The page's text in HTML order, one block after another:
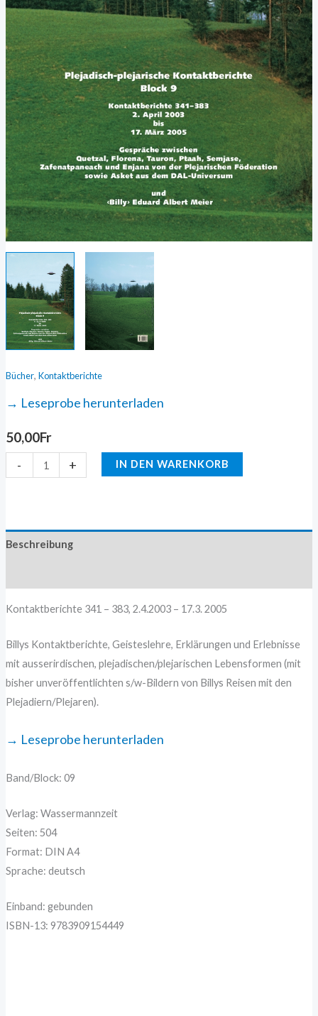
Bücher, Kontaktberichte
→ Leseprobe herunterladen
50,00Fr
- + IN DEN WARENKORB
Beschreibung
Kontaktberichte 341 – 383, 2.4.2003 – 17.3. 2005
Billys Kontaktberichte, Geisteslehre, Erklärungen und Erlebnisse
mit ausserirdischen, plejadischen/plejarischen Lebensformen (mit
bisher unveröffentlichten s/w-Bildern von Billys Reisen mit den
Plejadiern/Plejaren).
→ Leseprobe herunterladen
Band/Block: 09
Verlag: Wassermannzeit
Seiten: 504
Format: DIN A4
Sprache: deutsch
Einband: gebunden
ISBN-13: 9783909154449